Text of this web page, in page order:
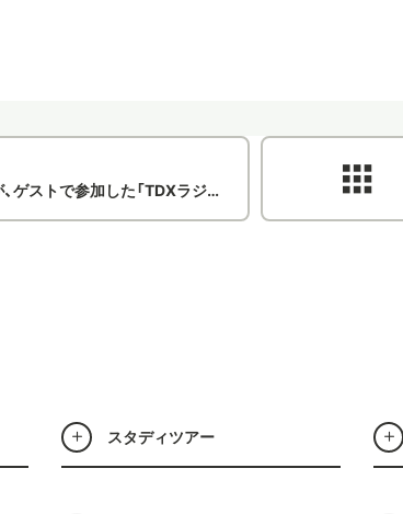
「TDXラジオ」チャンネルが公開されました！
スタディツアー